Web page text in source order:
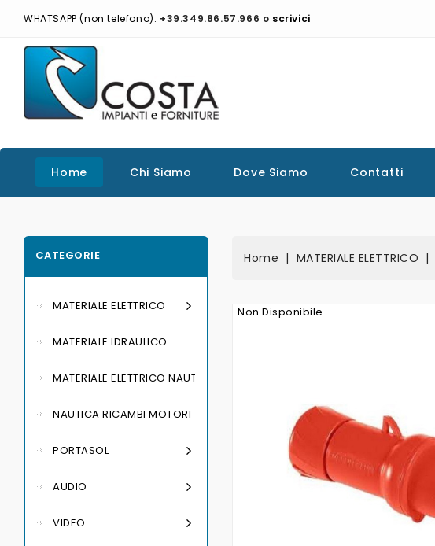
WHATSAPP (non telefono): +39.349.86.57.966 o scrivici
Home Chi Siamo Dove Siamo Contatti
CATEGORIE
MATERIALE ELETTRICO
MATERIALE IDRAULICO
MATERIALE ELETTRICO NAUTICO
NAUTICA RICAMBI MOTORI
PORTASOL
AUDIO
VIDEO
Home MATERIALE ELETTRICO
Non Disponibile